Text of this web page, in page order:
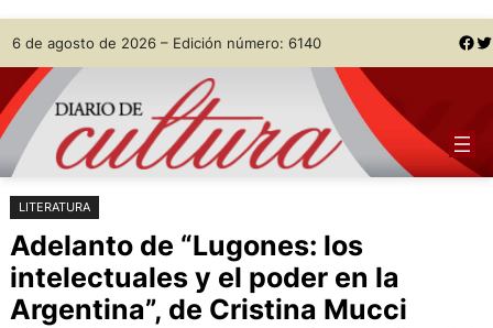
Saltar
al
contenido
Skip
to
content
6 de agosto de 2026 – Edición número: 6140 Facebook Twitter
LITERATURA
Adelanto de “Lugones: los
intelectuales y el poder en la
Argentina”, de Cristina Mucci